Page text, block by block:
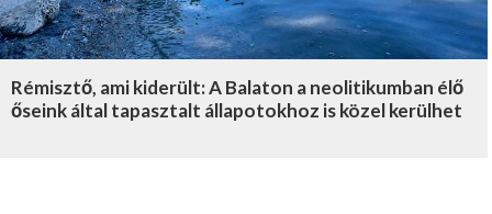
Rémisztő, ami kiderült: A Balaton a neolitikumban élő
őseink által tapasztalt állapotokhoz is közel kerülhet